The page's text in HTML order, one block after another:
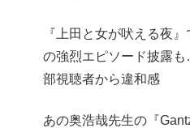
『上田と女が吠える夜
の強烈エピソード披露
部視聴者から違和感
あの奥浩哉先生の『